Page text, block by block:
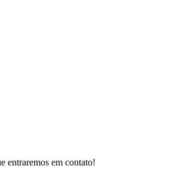
entraremos em contato!